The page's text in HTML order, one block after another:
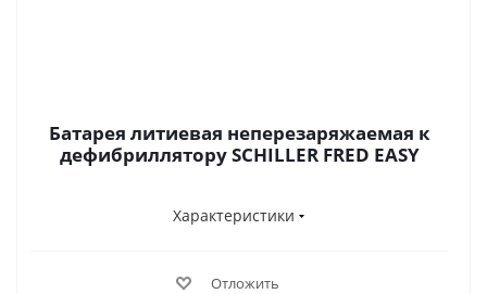
Батарея литиевая неперезаряжаемая к
дефибриллятору SCHILLER FRED EASY
Характеристики
Отложить